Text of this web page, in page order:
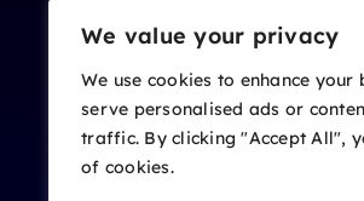
We value your privacy
We use cookies to enhance your
serve personalised ads or
traffic. By clicking "Accept All",
of cookies.